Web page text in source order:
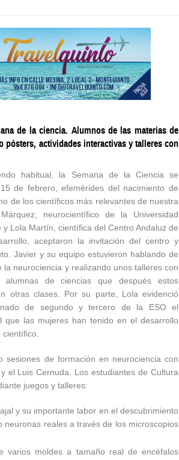
de la ciencia. Alumnos de las materias de
pósters, actividades interactivas y talleres con
habitual, la Semana de la Ciencia se
de febrero, efemérides del nacimiento de
de los científicos más relevantes de nuestra
neurocientífico de la Universidad
y Lola Martín, científica del Centro Andaluz de
aceptaron la invitación del centro y
Javier y su equipo estuvieron hablando de
la neurociencia y realizando unos talleres con
de ciencias que después estos
otras clases. Por su parte, Lola evidenció
de segundo y tercero de la ESO el
que las mujeres han tenido en el desarrollo
de formación en neurociencia con
el Luis Cernuda. Los estudiantes de Cultura
juegos y talleres:
y su importante labor en el descubrimiento
reales a través de los microscopios
varios moldes a tamaño real de encéfalos